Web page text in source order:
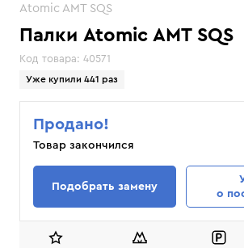
Палки Atomic AMT SQS
Код товара: 40571
Уже купили 441 раз
Atomic AMT SQS
Продано!
Товар закончился
Подобрать замену
о